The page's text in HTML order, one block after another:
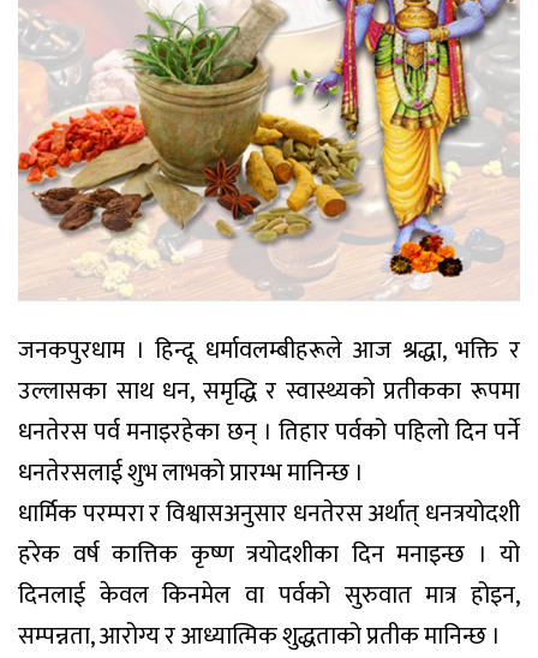
जनकपुरधाम । हिन्दू धर्मावलम्बीहरूले आज श्रद्धा, भक्ति र
उल्लासका साथ धन, समृद्धि र स्वास्थ्यको प्रतीकका रूपमा
धनतेरस पर्व मनाइरहेका छन् । तिहार पर्वको पहिलो दिन पर्ने
धनतेरसलाई शुभ लाभको प्रारम्भ मानिन्छ ।
धार्मिक परम्परा र विश्वासअनुसार धनतेरस अर्थात् धनत्रयोदशी
हरेक वर्ष कात्तिक कृष्ण त्रयोदशीका दिन मनाइन्छ । यो
दिनलाई केवल किनमेल वा पर्वको सुरुवात मात्र होइन,
सम्पन्नता, आरोग्य र आध्यात्मिक शुद्धताको प्रतीक मानिन्छ ।